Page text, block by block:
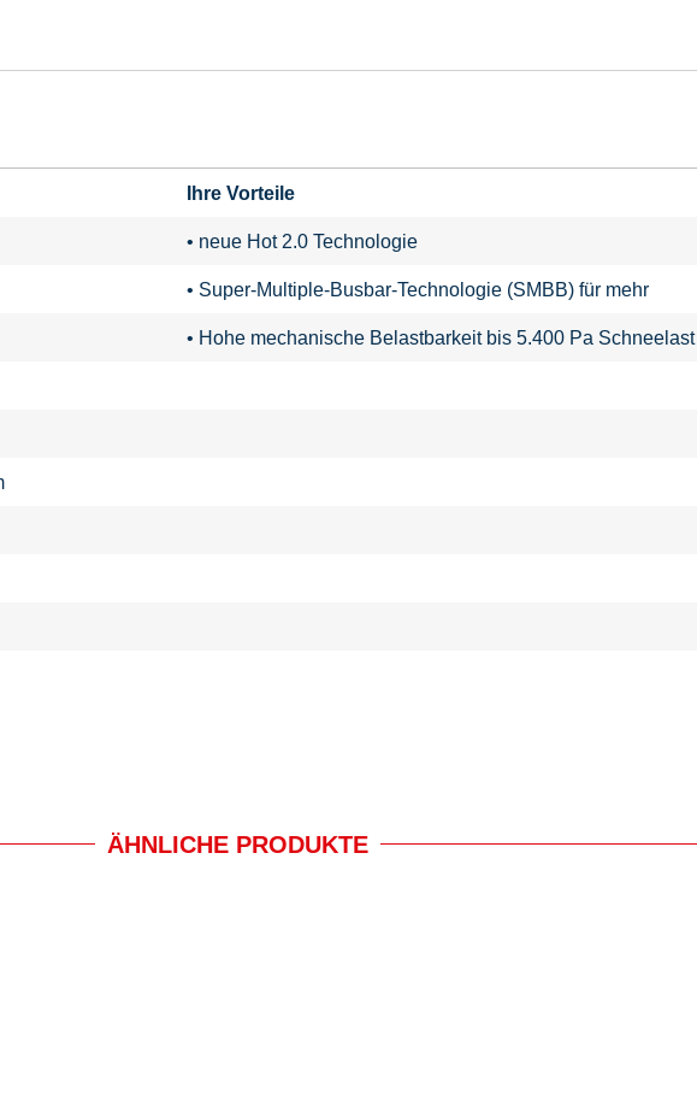
Ihre Vorteile
• neue Hot 2.0 Technologie
• Super-Multiple-Busbar-Technologie (SMBB) für mehr
• Hohe mechanische Belastbarkeit bis 5.400 Pa Schneelast
ÄHNLICHE PRODUKTE